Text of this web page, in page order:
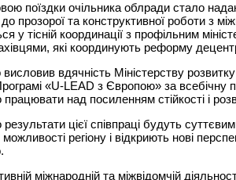
поїздки очільника облради стало
до прозорої та конструктивної роботи з
у тісній координації з профільним
які координують реформу
вдячність Міністерству
«U-LEAD з Європою» за всебічну
працювати над посиленням стійкості і
цієї співпраці будуть
регіону і відкриють нові
міжнародній та міжвідомчій